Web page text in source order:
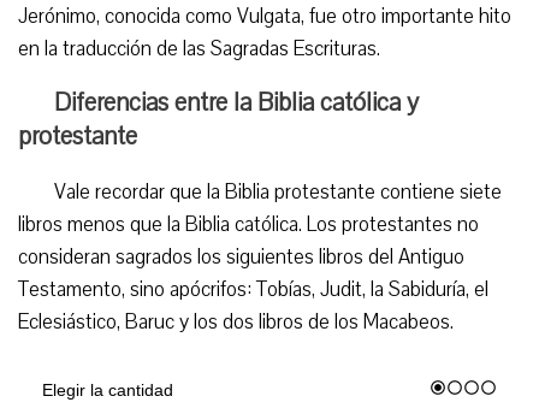
Jerónimo, conocida como Vulgata, fue otro importante hito
en la traducción de las Sagradas Escrituras.
Diferencias entre la Biblia católica y
protestante
Vale recordar que la Biblia protestante contiene siete
libros menos que la Biblia católica. Los protestantes no
consideran sagrados los siguientes libros del Antiguo
Testamento, sino apócrifos: Tobías, Judit, la Sabiduría, el
Eclesiástico, Baruc y los dos libros de los Macabeos.